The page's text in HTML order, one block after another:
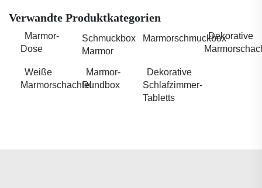
Verwandte Produktkategorien
Marmor-
Dose
Schmuckbox
Marmor
MarmorschmuckboxDekorative
Weiße
Marmorschachtel
Marmor-
Rundbox
Dekorative
Schlafzimmer-
Tabletts